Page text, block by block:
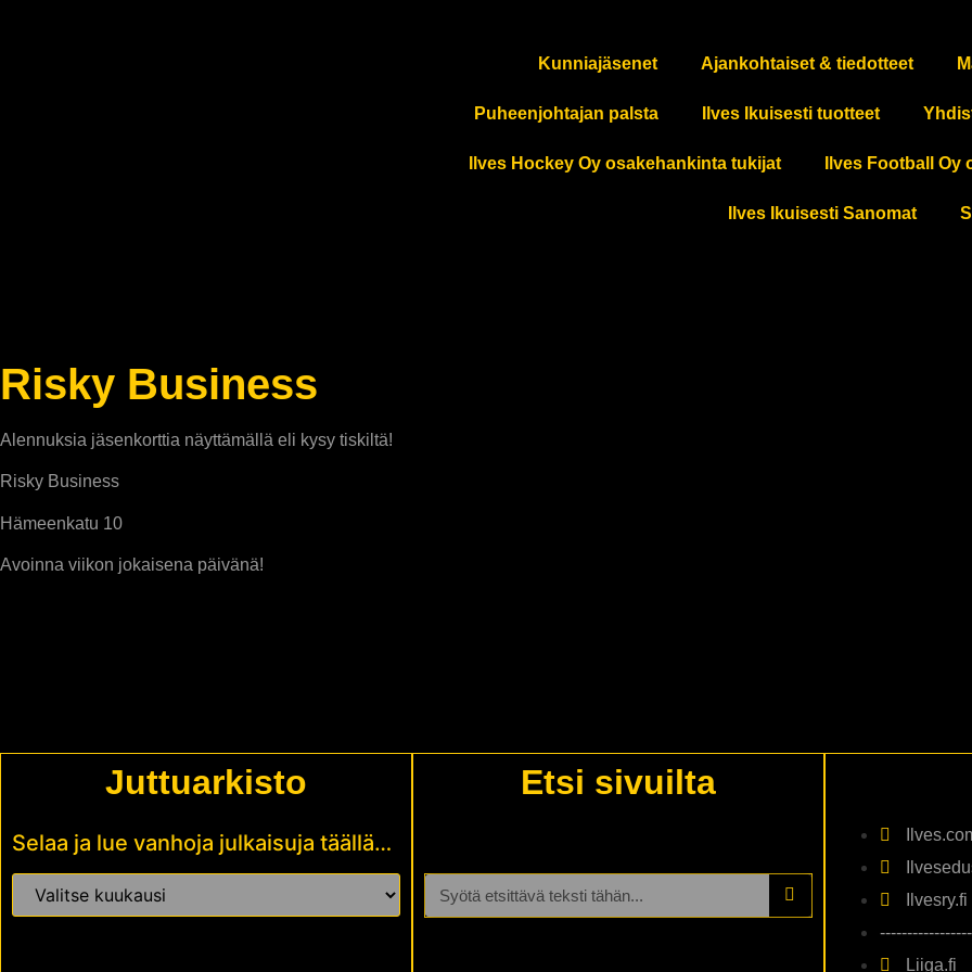
Kunniajäsenet Ajankohtaiset & tiedotteet
Puheenjohtajan palsta Ilves Ikuisesti tuotteet
Ilves Hockey Oy osakehankinta tukijat Ilves Football
Ilves Ikuisesti Sanomat
Risky Business
Alennuksia jäsenkorttia näyttämällä eli kysy tiskiltä!
Risky Business
Hämeenkatu 10
Avoinna viikon jokaisena päivänä!
Juttuarkisto
Selaa ja lue vanhoja julkaisuja täällä…
Etsi sivuilta
Ilvesry.fi
Liiga.fi